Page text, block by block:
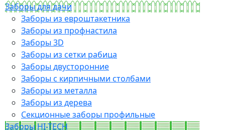
Заборы для дачи
Заборы из евроштакетника
Заборы из профнастила
Заборы 3D
Заборы из сетки рабица
Заборы двусторонние
Заборы с кирпичными столбами
Заборы из металла
Заборы из дерева
Секционные заборы профильные
Заборы HI-TECH